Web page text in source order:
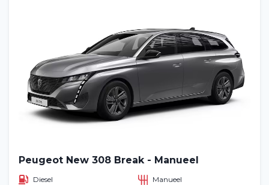
Peugeot New 308 Break - Manueel
Diesel
Manueel